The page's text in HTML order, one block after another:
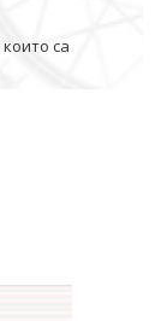
които са